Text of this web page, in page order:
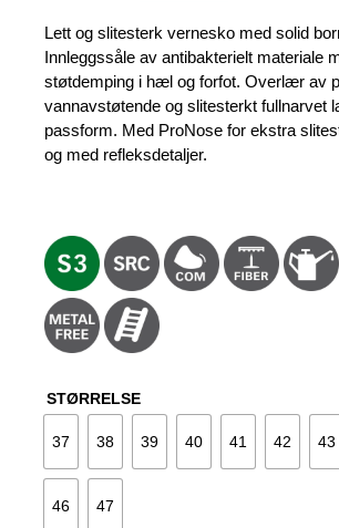
var:
1.889 kr.
er:
1.699 kr.
Lett og slitesterk vernesko med solid
Innleggssåle av antibakterielt materiale
støtdemping i hæl og forfot. Overlær av
vannavstøtende og slitesterkt fullnarvet
passform. Med ProNose for ekstra
og med refleksdetaljer.
STØRRELSE
37 38 39 40 41 42 43
46 47